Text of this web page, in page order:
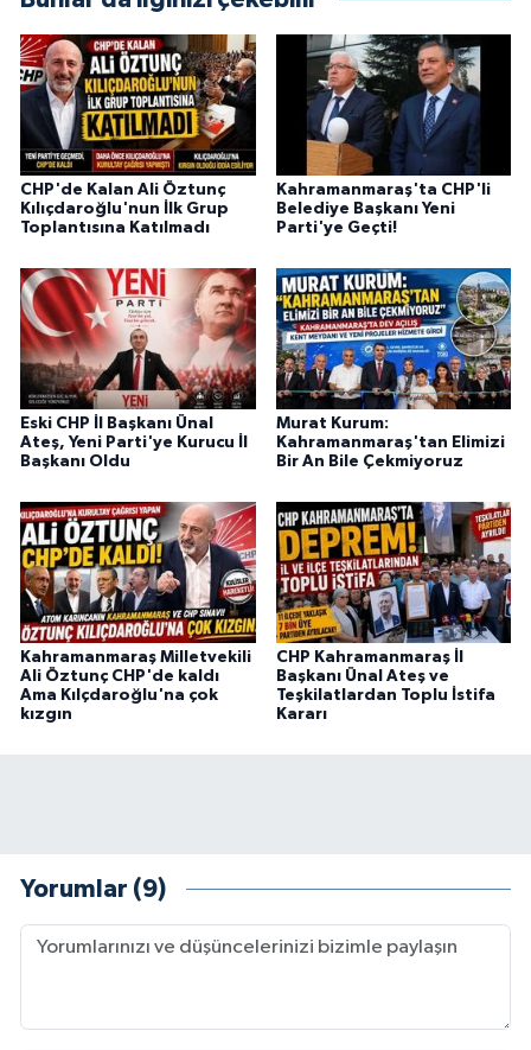
CHP'de Kalan Ali Öztunç
Kılıçdaroğlu'nun İlk Grup
Toplantısına Katılmadı
Kahramanmaraş'ta CHP'li
Belediye Başkanı Yeni
Parti'ye Geçti!
Eski CHP İl Başkanı Ünal
Ateş, Yeni Parti'ye Kurucu İl
Başkanı Oldu
Murat Kurum:
Kahramanmaraş'tan Elimizi
Bir An Bile Çekmiyoruz
Kahramanmaraş Milletvekili
Ali Öztunç CHP'de kaldı
Ama Kılçdaroğlu'na çok
kızgın
CHP Kahramanmaraş İl
Başkanı Ünal Ateş ve
Teşkilatlardan Toplu İstifa
Kararı
Yorumlar (9)